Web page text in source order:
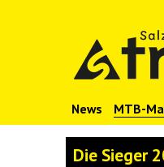
News MTB-
Die Sieger